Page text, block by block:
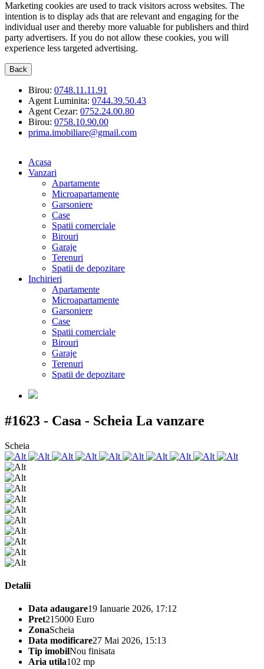
Marketing cookies are used to track visitors across websites. The
intention is to display ads that are relevant and engaging for the
individual user and thereby more valuable for publishers and third
party advertisers. If you do not allow these cookies, you will
experience less targeted advertising.
Back
Birou: 0748.11.11.91
Agent Luminita: 0744.39.50.43
Agent Cezar: 0752.24.00.80
Birou: 0758.10.90.00
prima.imobiliare@gmail.com
Acasa
Vanzari
Apartamente
Microapartamente
Garsoniere
Case
Spatii comerciale
Birouri
Garaje
Terenuri
Spatii de depozitare
Inchirieri
Apartamente
Microapartamente
Garsoniere
Case
Spatii comerciale
Birouri
Garaje
Terenuri
Spatii de depozitare
#1623 - Casa - Scheia La vanzare
Scheia
Detalii
Data adaugare19 Ianuarie 2026, 17:12
Pret215000 Euro
ZonaScheia
Data modificare27 Mai 2026, 15:13
Tip imobilNou finisata
Aria utila102 mp